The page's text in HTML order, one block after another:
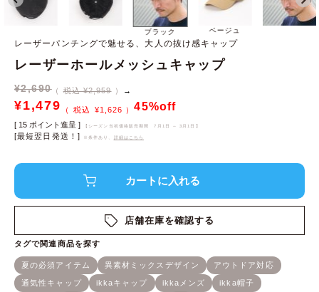
ブラック ベージュ
レーザーパンチングで魅せる、大人の抜け感キャップ
レーザーホールメッシュキャップ
¥2,690 税込 ¥2,959 →
¥1,479 ¥1,626 45%off
[ 15 ポイント進呈 ] 【シーズン当初価格販売期間 7月1日 ～ 3月1日 】
[最短翌日発送！] ※条件あり、 詳細はこちら
店舗在庫を確認する